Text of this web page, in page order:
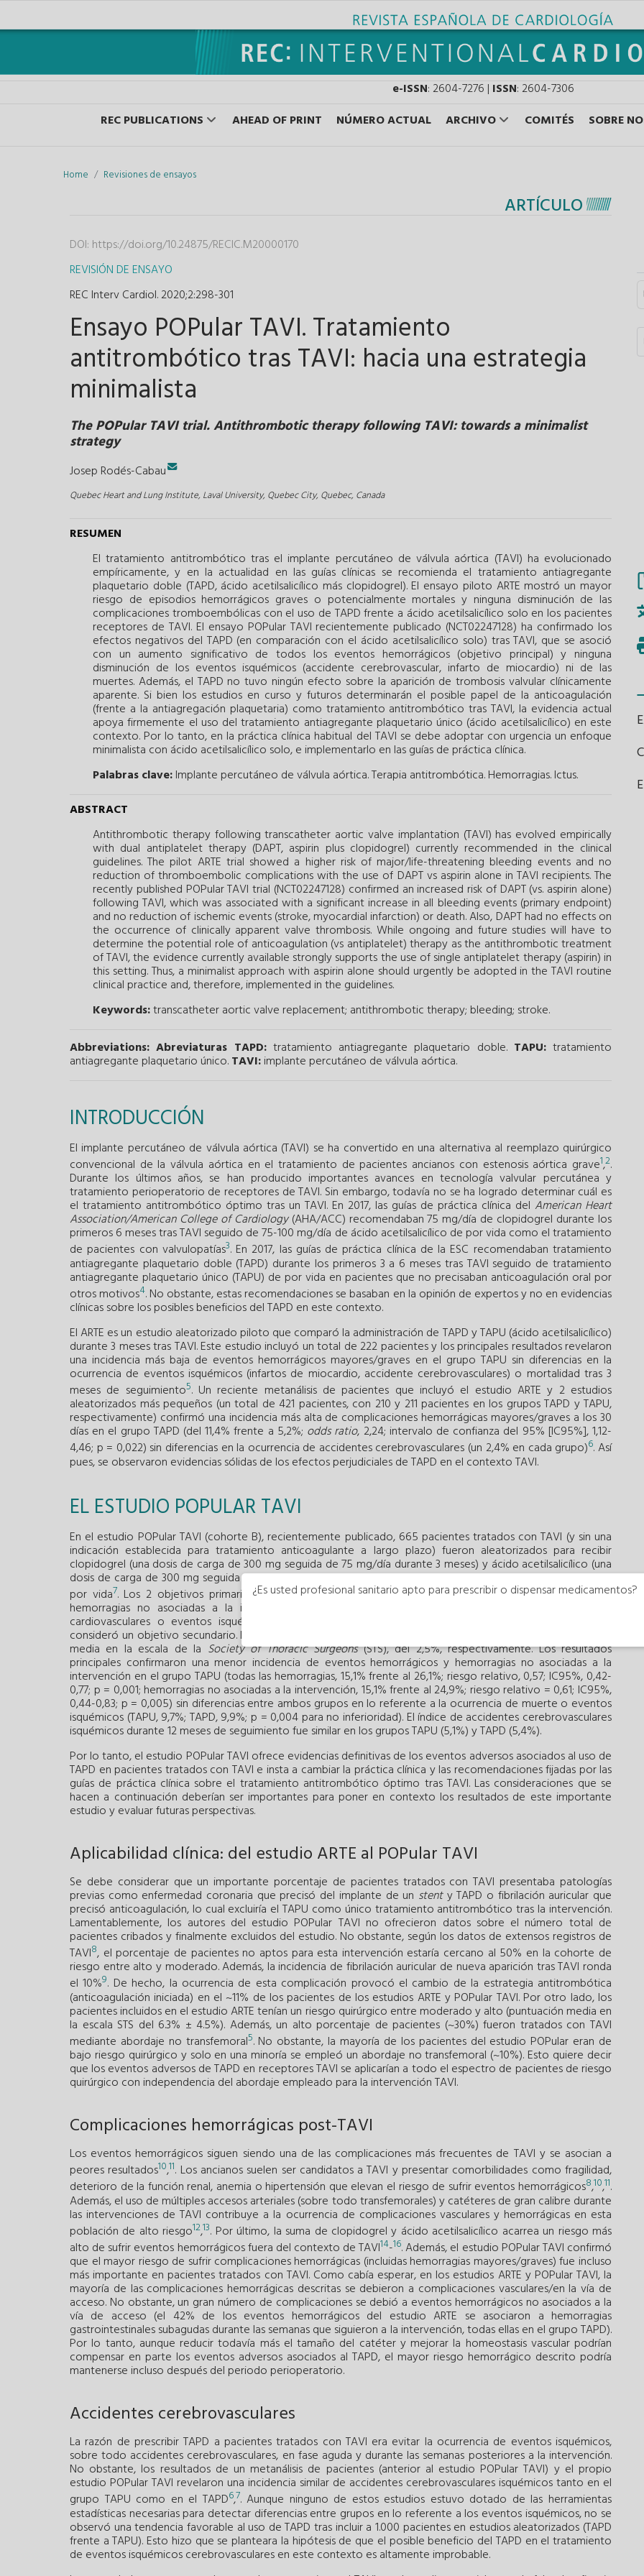
e-ISSN: 2604-7276 | ISSN: 2604-7306
REC PUBLICATIONS
AHEAD OF PRINT NÚMERO ACTUAL ARCHIVO COMITÉS SOBRE
Home Revisiones de ensayos
ARTÍCULO
DOI: https://doi.org/10.24875/RECIC.M20000170
REVISIÓN DE ENSAYO
REC Interv Cardiol. 2020;2:298-301
Ensayo POPular TAVI. Tratamiento
antitrombótico tras TAVI: hacia una estrategia
minimalista
The POPular TAVI trial. Antithrombotic therapy following TAVI: towards a minimalist
strategy
Josep Rodés-Cabau
Quebec Heart and Lung Institute, Laval University, Quebec City, Quebec, Canada
RESUMEN
El tratamiento antitrombótico tras el implante percutáneo de válvula aórtica (TAVI) ha evolucionado
empíricamente, y en la actualidad en las guías clínicas se recomienda el tratamiento antiagregante
plaquetario doble (TAPD, ácido acetilsalicílico más clopidogrel). El ensayo piloto ARTE mostró un mayor
riesgo de episodios hemorrágicos graves o potencialmente mortales y ninguna disminución de las
complicaciones tromboembólicas con el uso de TAPD frente a ácido acetilsalicílico solo en los pacientes
receptores de TAVI. El ensayo POPular TAVI recientemente publicado (NCT02247128) ha confirmado los
efectos negativos del TAPD (en comparación con el ácido acetilsalicílico solo) tras TAVI, que se asoció
con un aumento significativo de todos los eventos hemorrágicos (objetivo principal) y ninguna
disminución de los eventos isquémicos (accidente cerebrovascular, infarto de miocardio) ni de las
muertes. Además, el TAPD no tuvo ningún efecto sobre la aparición de trombosis valvular clínicamente
aparente. Si bien los estudios en curso y futuros determinarán el posible papel de la anticoagulación
(frente a la antiagregación plaquetaria) como tratamiento antitrombótico tras TAVI, la evidencia actual
apoya firmemente el uso del tratamiento antiagregante plaquetario único (ácido acetilsalicílico) en este
contexto. Por lo tanto, en la práctica clínica habitual del TAVI se debe adoptar con urgencia un enfoque
minimalista con ácido acetilsalicílico solo, e implementarlo en las guías de práctica clínica.
Palabras clave:Implante percutáneo de válvula aórtica.Terapia antitrombótica.Hemorragias.Ictus.
ABSTRACT
Antithrombotic therapy following transcatheter aortic valve implantation (TAVI) has evolved empirically
with dual antiplatelet therapy (DAPT, aspirin plus clopidogrel) currently recommended in the clinical
guidelines. The pilot ARTE trial showed a higher risk of major/life-threatening bleeding events and no
reduction of thromboembolic complications with the use of DAPT vs aspirin alone in TAVI recipients. The
recently published POPular TAVI trial (NCT02247128) confirmed an increased risk of DAPT (vs. aspirin alone)
following TAVI, which was associated with a significant increase in all bleeding events (primary endpoint)
and no reduction of ischemic events (stroke, myocardial infarction) or death. Also, DAPT had no effects on
the occurrence of clinically apparent valve thrombosis. While ongoing and future studies will have to
determine the potential role of anticoagulation (vs antiplatelet) therapy as the antithrombotic treatment
of TAVI, the evidence currently available strongly supports the use of single antiplatelet therapy (aspirin) in
this setting. Thus, a minimalist approach with aspirin alone should urgently be adopted in the TAVI routine
clinical practice and, therefore, implemented in the guidelines.
Keywords:transcatheter aortic valve replacement; antithrombotic therapy; bleeding; stroke.
Abbreviations: Abreviaturas TAPD:tratamiento antiagregante plaquetario doble. TAPU:tratamiento
antiagregante plaquetario único.TAVI:implante percutáneo de válvula aórtica.
INTRODUCCIÓN
El implante percutáneo de válvula aórtica (TAVI) se ha convertido en una alternativa al reemplazo quirúrgico
convencional de la válvula aórtica en el tratamiento de pacientes ancianos con estenosis aórtica grave1,2.
Durante los últimos años, se han producido importantes avances en tecnología valvular percutánea y
tratamiento perioperatorio de receptores de TAVI. Sin embargo, todavía no se ha logrado determinar cuál es
el tratamiento antitrombótico óptimo tras un TAVI. En 2017, las guías de práctica clínica del American Heart
Association/American College of Cardiology(AHA/ACC) recomendaban 75 mg/día de clopidogrel durante los
primeros 6 meses tras TAVI seguido de 75-100 mg/día de ácido acetilsalicílico de por vida como el tratamiento
de pacientes con valvulopatías3. En 2017, las guías de práctica clínica de la ESC recomendaban tratamiento
antiagregante plaquetario doble (TAPD) durante los primeros 3 a 6 meses tras TAVI seguido de tratamiento
antiagregante plaquetario único (TAPU) de por vida en pacientes que no precisaban anticoagulación oral por
otros motivos4. No obstante, estas recomendaciones se basaban en la opinión de expertos y no en evidencias
clínicas sobre los posibles beneficios del TAPD en este contexto.
El ARTE es un estudio aleatorizado piloto que comparó la administración de TAPD y TAPU (ácido acetilsalicílico)
durante 3 meses tras TAVI. Este estudio incluyó un total de 222 pacientes y los principales resultados revelaron
una incidencia más baja de eventos hemorrágicos mayores/graves en el grupo TAPU sin diferencias en la
ocurrencia de eventos isquémicos (infartos de miocardio, accidente cerebrovasculares) o mortalidad tras 3
meses de seguimiento5. Un reciente metanálisis de pacientes que incluyó el estudio ARTE y 2 estudios
aleatorizados más pequeños (un total de 421 pacientes, con 210 y 211 pacientes en los grupos TAPD y TAPU,
respectivamente) confirmó una incidencia más alta de complicaciones hemorrágicas mayores/graves a los 30
días en el grupo TAPD (del 11,4% frente a 5,2%; odds ratio, 2,24; intervalo de confianza del 95% [IC95%], 1,12-
4,46; p = 0,022) sin diferencias en la ocurrencia de accidentes cerebrovasculares (un 2,4% en cada grupo)6. Así
pues, se observaron evidencias sólidas de los efectos perjudiciales de TAPD en el contexto TAVI.
EL ESTUDIO POPULAR TAVI
En el estudio POPular TAVI (cohorte B), recientemente publicado, 665 pacientes tratados con TAVI (y sin una
indicación establecida para tratamiento anticoagulante a largo plazo) fueron aleatorizados para recibir
clopidogrel (una dosis de carga de 300 mg seguida de 75 mg/día durante 3 meses) y ácido acetilsalicílico (una
dosis de carga de 300 mg seguida de 80-10 mg/día de por vida) frente a ácido acetilsalicílico solo (TAPU) de
por vida7. Los 2 objetivos primarios fueron hemorragias (mayores, menores y graves o incapacitantes) y
hemorragias no asociadas a la intervención durante un periodo de 12 meses. La muerte por causas
cardiovasculares o eventos isquémicos (accidente cerebrovascular isquémico, infarto de miocardio) se
consideró un objetivo secundario. La edad media de la población del estudio era de 80 años, y la puntuación
media en la escala de la Society of Thoracic Surgeons(STS), del 2,5%, respectivamente. Los resultados
principales confirmaron una menor incidencia de eventos hemorrágicos y hemorragias no asociadas a la
intervención en el grupo TAPU (todas las hemorragias, 15,1% frente al 26,1%; riesgo relativo, 0,57; IC95%, 0,42-
0,77; p = 0,001; hemorragias no asociadas a la intervención, 15,1% frente al 24,9%; riesgo relativo = 0,61; IC95%,
0,44-0,83; p = 0,005) sin diferencias entre ambos grupos en lo referente a la ocurrencia de muerte o eventos
isquémicos (TAPU, 9,7%; TAPD, 9,9%; p = 0,004 para no inferioridad). El índice de accidentes cerebrovasculares
isquémicos durante 12 meses de seguimiento fue similar en los grupos TAPU (5,1%) y TAPD (5,4%).
Por lo tanto, el estudio POPular TAVI ofrece evidencias definitivas de los eventos adversos asociados al uso de
TAPD en pacientes tratados con TAVI e insta a cambiar la práctica clínica y las recomendaciones fijadas por las
guías de práctica clínica sobre el tratamiento antitrombótico óptimo tras TAVI. Las consideraciones que se
hacen a continuación deberían ser importantes para poner en contexto los resultados de este importante
estudio y evaluar futuras perspectivas.
Aplicabilidad clínica: del estudio ARTE al POPular TAVI
Se debe considerar que un importante porcentaje de pacientes tratados con TAVI presentaba patologías
previas como enfermedad coronaria que precisó del implante de un stenty TAPD o fibrilación auricular que
precisó anticoagulación, lo cual excluiría el TAPU como único tratamiento antitrombótico tras la intervención.
Lamentablemente, los autores del estudio POPular TAVI no ofrecieron datos sobre el número total de
pacientes cribados y finalmente excluidos del estudio. No obstante, según los datos de extensos registros de
TAVI8, el porcentaje de pacientes no aptos para esta intervención estaría cercano al 50% en la cohorte de
riesgo entre alto y moderado. Además, la incidencia de fibrilación auricular de nueva aparición tras TAVI ronda
el 10%9. De hecho, la ocurrencia de esta complicación provocó el cambio de la estrategia antitrombótica
(anticoagulación iniciada) en el ~11% de los pacientes de los estudios ARTE y POPular TAVI. Por otro lado, los
pacientes incluidos en el estudio ARTE tenían un riesgo quirúrgico entre moderado y alto (puntuación media en
la escala STS del 6.3% ± 4.5%). Además, un alto porcentaje de pacientes (~30%) fueron tratados con TAVI
mediante abordaje no transfemoral5. No obstante, la mayoría de los pacientes del estudio POPular eran de
bajo riesgo quirúrgico y solo en una minoría se empleó un abordaje no transfemoral (~10%). Esto quiere decir
que los eventos adversos de TAPD en receptores TAVI se aplicarían a todo el espectro de pacientes de riesgo
quirúrgico con independencia del abordaje empleado para la intervención TAVI.
Complicaciones hemorrágicas post-TAVI
Los eventos hemorrágicos siguen siendo una de las complicaciones más frecuentes de TAVI y se asocian a
peores resultados10,11. Los ancianos suelen ser candidatos a TAVI y presentar comorbilidades como fragilidad,
deterioro de la función renal, anemia o hipertensión que elevan el riesgo de sufrir eventos hemorrágicos8,10,11.
Además, el uso de múltiples accesos arteriales (sobre todo transfemorales) y catéteres de gran calibre durante
las intervenciones de TAVI contribuye a la ocurrencia de complicaciones vasculares y hemorrágicas en esta
población de alto riesgo12,13. Por último, la suma de clopidogrel y ácido acetilsalicílico acarrea un riesgo más
alto de sufrir eventos hemorrágicos fuera del contexto de TAVI14-16. Además, el estudio POPular TAVI confirmó
que el mayor riesgo de sufrir complicaciones hemorrágicas (incluidas hemorragias mayores/graves) fue incluso
más importante en pacientes tratados con TAVI. Como cabía esperar, en los estudios ARTE y POPular TAVI, la
mayoría de las complicaciones hemorrágicas descritas se debieron a complicaciones vasculares/en la vía de
acceso. No obstante, un gran número de complicaciones se debió a eventos hemorrágicos no asociados a la
vía de acceso (el 42% de los eventos hemorrágicos del estudio ARTE se asociaron a hemorragias
gastrointestinales subagudas durante las semanas que siguieron a la intervención, todas ellas en el grupo TAPD).
Por lo tanto, aunque reducir todavía más el tamaño del catéter y mejorar la homeostasis vascular podrían
compensar en parte los eventos adversos asociados al TAPD, el mayor riesgo hemorrágico descrito podría
mantenerse incluso después del periodo perioperatorio.
Accidentes cerebrovasculares
La razón de prescribir TAPD a pacientes tratados con TAVI era evitar la ocurrencia de eventos isquémicos,
sobre todo accidentes cerebrovasculares, en fase aguda y durante las semanas posteriores a la intervención.
No obstante, los resultados de un metanálisis de pacientes (anterior al estudio POPular TAVI) y el propio
estudio POPular TAVI revelaron una incidencia similar de accidentes cerebrovasculares isquémicos tanto en el
grupo TAPU como en el TAPD6,7. Aunque ninguno de estos estudios estuvo dotado de las herramientas
estadísticas necesarias para detectar diferencias entre grupos en lo referente a los eventos isquémicos, no se
observó una tendencia favorable al uso de TAPD tras incluir a 1.000 pacientes en estudios aleatorizados (TAPD
frente a TAPU). Esto hizo que se planteara la hipótesis de que el posible beneficio del TAPD en el tratamiento
de eventos isquémicos cerebrovasculares en este contexto es altamente improbable.
¿Es usted profesional sanitario apto para prescribir o dispensar medicamentos?